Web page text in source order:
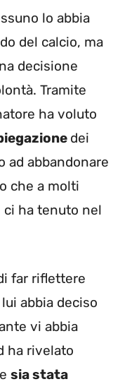
lo abbia
del calcio, ma
decisione
Tramite
ha voluto
dei
ad abbandonare
che a molti
ha tenuto nel
far riflettere
abbia deciso
vi abbia
ha rivelato
sia stata